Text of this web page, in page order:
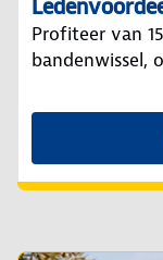
Profiteer van
bandenwissel,